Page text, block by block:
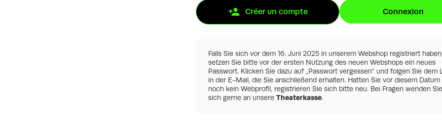
Créer un compte Connexion
Falls Sie sich vor dem 16. Juni 2025 in unserem Webshop registriert haben,
setzen Sie bitte vor der ersten Nutzung des neuen Webshops ein neues
Passwort. Klicken Sie dazu auf „Passwort vergessen“ und folgen Sie dem
in der E-Mail, die Sie anschließend erhalten. Hatten Sie vor diesem Datum
noch kein Webprofil, registrieren Sie sich bitte neu. Bei Fragen wenden Sie
sich gerne an unsere Theaterkasse.